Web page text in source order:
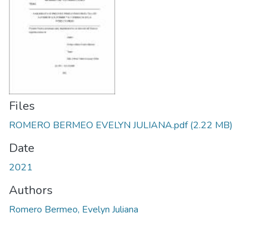
Files
ROMERO BERMEO EVELYN JULIANA.pdf(2.22 MB)
Date
2021
Authors
Romero Bermeo, Evelyn Juliana